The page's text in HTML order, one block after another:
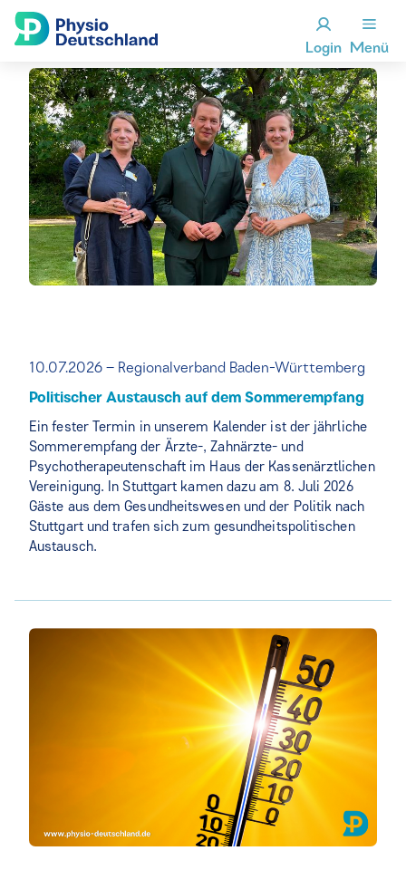
Login Menü
10.07.2026 – Regionalverband Baden-Württemberg
Politischer Austausch auf dem Sommerempfang
Ein fester Termin in unserem Kalender ist der jährliche
Sommerempfang der Ärzte-, Zahnärzte- und
Psychotherapeutenschaft im Haus der Kassenärztlichen
Vereinigung. In Stuttgart kamen dazu am 8. Juli 2026
Gäste aus dem Gesundheitswesen und der Politik nach
Stuttgart und trafen sich zum gesundheitspolitischen
Austausch.